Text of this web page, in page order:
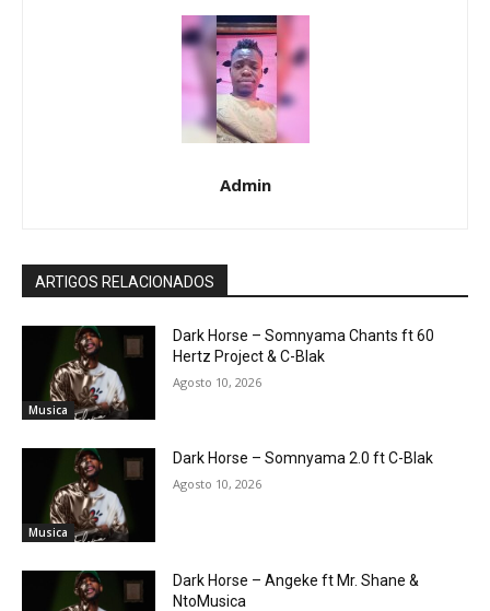
Admin
ARTIGOS RELACIONADOS
Musica
Dark Horse – Somnyama Chants ft 60
Hertz Project & C-Blak
Agosto 10, 2026
Musica
Dark Horse – Somnyama 2.0 ft C-Blak
Agosto 10, 2026
Dark Horse – Angeke ft Mr. Shane &
NtoMusica